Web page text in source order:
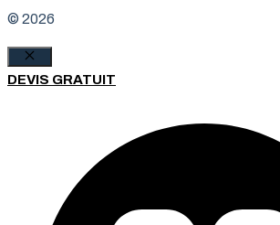
© 2026
Fermer
DEVIS GRATUIT